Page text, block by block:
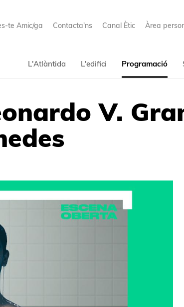
te Amic/ga Contacta'ns Canal Ètic Àrea
L'Atlàntida L'edifici Programació
V.